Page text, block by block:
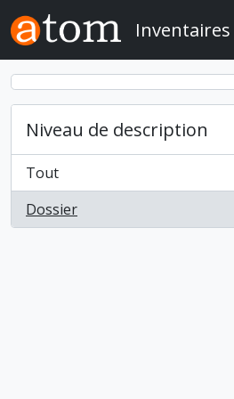
Skip to main content
Niveau de description
Tout
Dossier
, 1 résultats